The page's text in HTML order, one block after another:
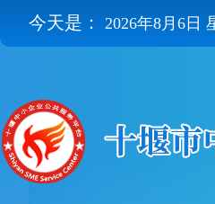
今天是： 2026年8月6日